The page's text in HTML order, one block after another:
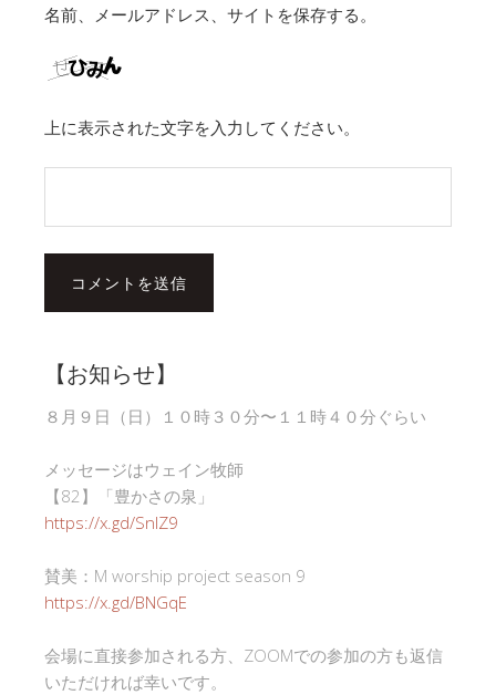
名前、メールアドレス、サイトを保存する。
上に表示された文字を入力してください。
【お知らせ】
８月９日（日）１０時３０分〜１１時４０分ぐらい
メッセージはウェイン牧師
【82】「豊かさの泉」
https://x.gd/SnlZ9
賛美：M worship project season 9
https://x.gd/BNGqE
会場に直接参加される方、ZOOMでの参加の方も返信
いただければ幸いです。